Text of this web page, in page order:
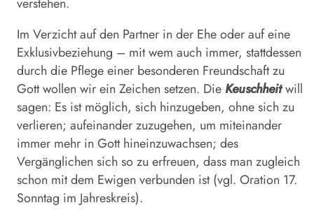
Im Verzicht auf den Partner in der Ehe oder auf eine
Exklusivbeziehung – mit wem auch immer, stattdessen
durch die Pflege einer besonderen Freundschaft zu
Gott wollen wir ein Zeichen setzen. Die Keuschheitwill
sagen: Es ist möglich, sich hinzugeben, ohne sich zu
verlieren; aufeinander zuzugehen, um miteinander
immer mehr in Gott hineinzuwachsen; des
Vergänglichen sich so zu erfreuen, dass man zugleich
schon mit dem Ewigen verbunden ist (vgl. Oration 17.
Sonntag im Jahreskreis).